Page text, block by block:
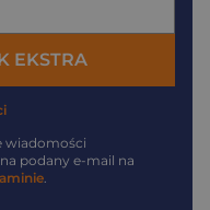
EKSTRA
wiadomości
podany e-mail na
.